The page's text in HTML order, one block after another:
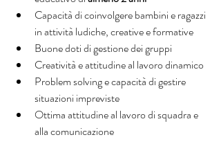
Capacità di coinvolgere bambini e ragazzi
in attività ludiche, creative e formative
Buone doti di gestione dei gruppi
Creatività e attitudine al lavoro dinamico
Problem solving e capacità di gestire
situazioni impreviste
Ottima attitudine al lavoro di squadra e
alla comunicazione